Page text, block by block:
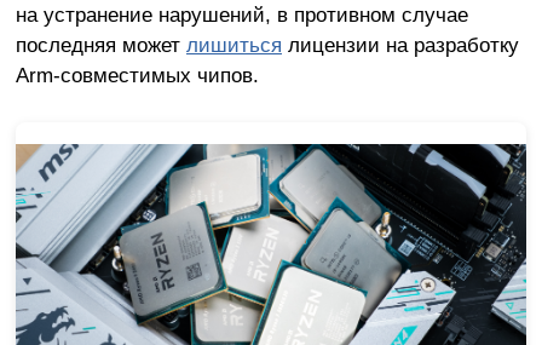
на устранение нарушений, в противном случае
последняя может лишиться лицензии на разработку
Arm-совместимых чипов.